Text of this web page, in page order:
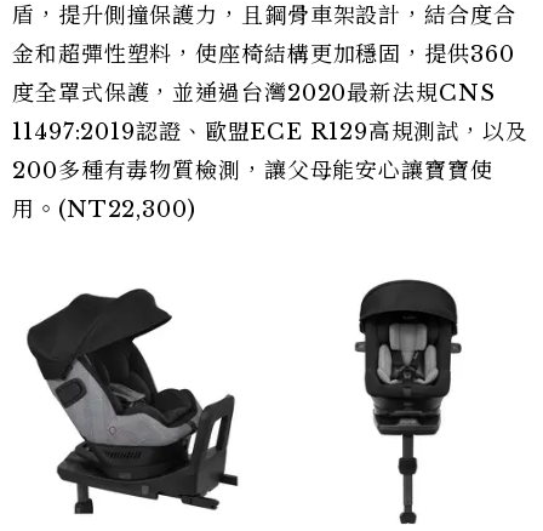
盾，提升側撞保護力，且鋼骨車架設計，結合度合
金和超彈性塑料，使座椅結構更加穩固，提供360
度全罩式保護，並通過台灣2020最新法規CNS
11497:2019認證、歐盟ECE R129高規測試，以及
200多種有毒物質檢測，讓父母能安心讓寶寶使
用。(NT22,300)